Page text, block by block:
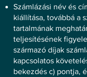
Számlázási név és
kiállítása, továbbá a
tartalmának
teljesítésének
származó díjak
kapcsolatos
bekezdés c) pontja,